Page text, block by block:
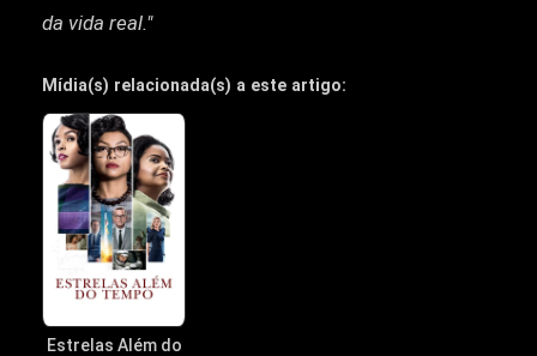
da vida real."
Mídia(s) relacionada(s) a este artigo:
Estrelas Além do